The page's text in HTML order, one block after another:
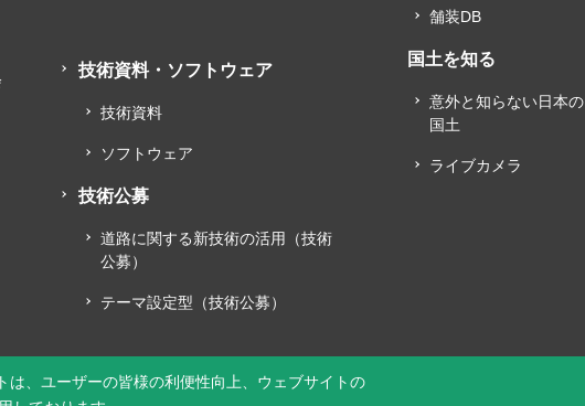
技術資料・ソフトウェア
技術資料
ソフトウェア
技術公募
道路に関する新技術の活用（技術
公募）
テーマ設定型（技術公募）
舗装DB
国土を知る
意外と知らない日本の
国土
ライブカメラ
は、ユーザーの皆様の利便性向上、ウェブサイトの